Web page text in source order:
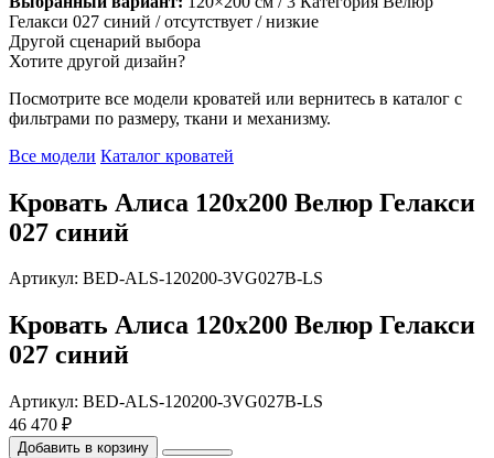
Гелакси 027 синий / отсутствует / низкие
Другой сценарий выбора
Хотите другой дизайн?
Посмотрите все модели кроватей или вернитесь в каталог с
фильтрами по размеру, ткани и механизму.
Все модели Каталог кроватей
Кровать Алиса 120х200 Велюр Гелакси
027 синий
Артикул: BED-ALS-120200-3VG027B-LS
Кровать Алиса 120х200 Велюр Гелакси
027 синий
Артикул: BED-ALS-120200-3VG027B-LS
46 470 ₽
Добавить в корзину